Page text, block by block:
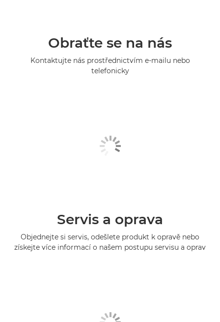
Obraťte se na nás
Kontaktujte nás prostřednictvím e-mailu nebo
telefonicky
Servis a oprava
Objednejte si servis, odešlete produkt k opravě nebo
získejte více informací o našem postupu servisu a oprav